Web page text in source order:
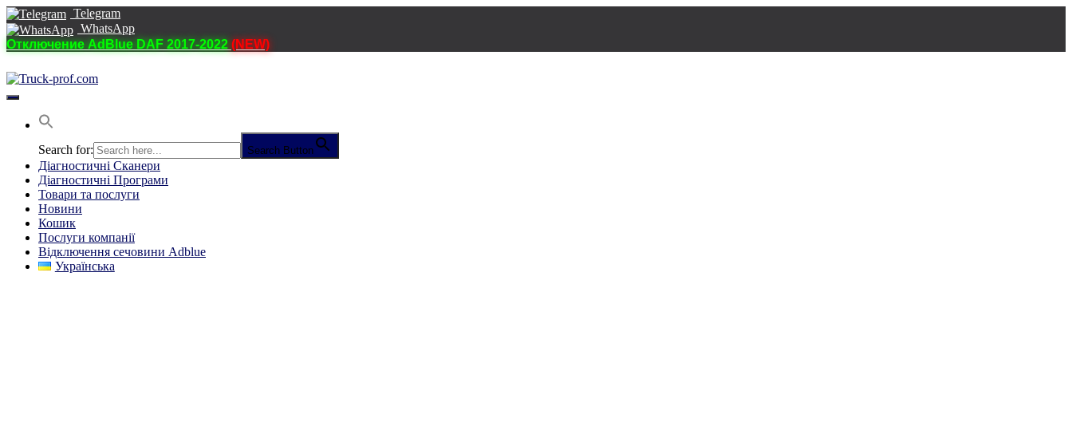
Telegram
WhatsApp
Отключение AdBlue DAF 2017-2022 (NEW)
Перемкнути
навігацію
Search for: Search Button
Діагностичні Cканери
Діагностичні Програми
Товари та послуги
Новини
Кошик
Послуги компанії
Відключення сечовини Adblue
Українська